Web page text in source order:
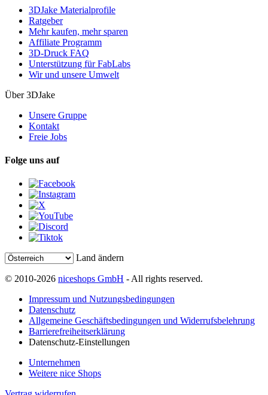
3DJake Materialprofile
Ratgeber
Mehr kaufen, mehr sparen
Affiliate Programm
3D-Druck FAQ
Unterstützung für FabLabs
Wir und unsere Umwelt
Über 3DJake
Unsere Gruppe
Kontakt
Freie Jobs
Folge uns auf
Land ändern
© 2010-2026 niceshops GmbH - All rights reserved.
Impressum und Nutzungsbedingungen
Datenschutz
Allgemeine Geschäftsbedingungen und Widerrufsbelehrung
Barrierefreiheitserklärung
Datenschutz-Einstellungen
Unternehmen
Weitere nice Shops